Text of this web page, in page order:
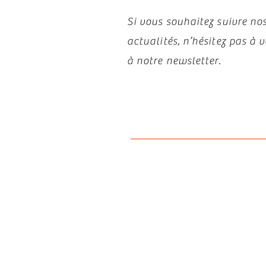
Si vous souhaitez suivre
actualités, n’hésitez pas à
à notre newsletter.